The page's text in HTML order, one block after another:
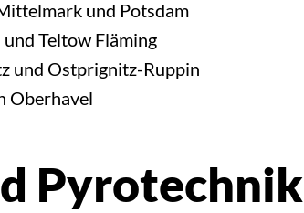
und Potsdam
Teltow Fläming
und Ostprignitz-Ruppin
Oberhavel